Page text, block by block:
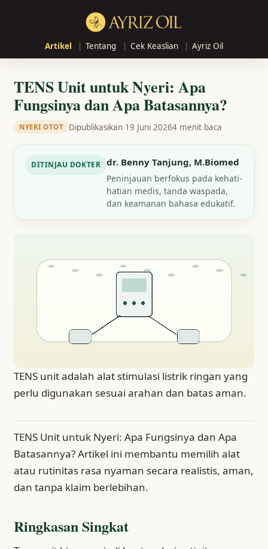
Artikel Tentang Cek Keaslian Ayriz Oil
TENS Unit untuk Nyeri: Apa
Fungsinya dan Apa Batasannya?
NYERI OTOT Dipublikasikan 19 Juni 20264 menit baca
DITINJAU DOKTER dr. Benny Tanjung, M.Biomed
Peninjauan berfokus pada kehati-
hatian medis, tanda waspada,
dan keamanan bahasa edukatif.
TENS unit adalah alat stimulasi listrik ringan yang
perlu digunakan sesuai arahan dan batas aman.
TENS Unit untuk Nyeri: Apa Fungsinya dan Apa
Batasannya? Artikel ini membantu memilih alat
atau rutinitas rasa nyaman secara realistis, aman,
dan tanpa klaim berlebihan.
Ringkasan Singkat